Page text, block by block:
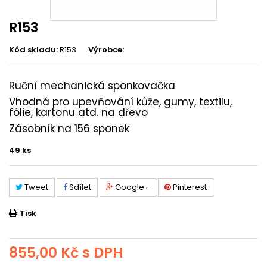
R153
Kód skladu:R153 Výrobce:
Ruční mechanická sponkovačka
Vhodná pro upevňování kůže, gumy, textilu,
fólie, kartonu atd. na dřevo
Zásobník na 156 sponek
49 ks
Tweet Sdílet Google+ Pinterest
Tisk
855,00 Kčs DPH